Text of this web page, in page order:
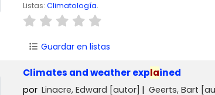
Listas: Climatología.
Guardar en listas
Climates and weather explained
por Linacre, Edward [autor] Geerts, Bart